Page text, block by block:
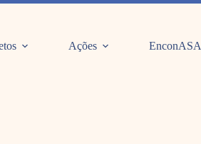
Ações EnconASA